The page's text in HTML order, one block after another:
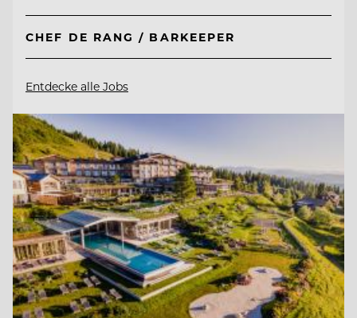
CHEF DE RANG / BARKEEPER
Entdecke alle Jobs